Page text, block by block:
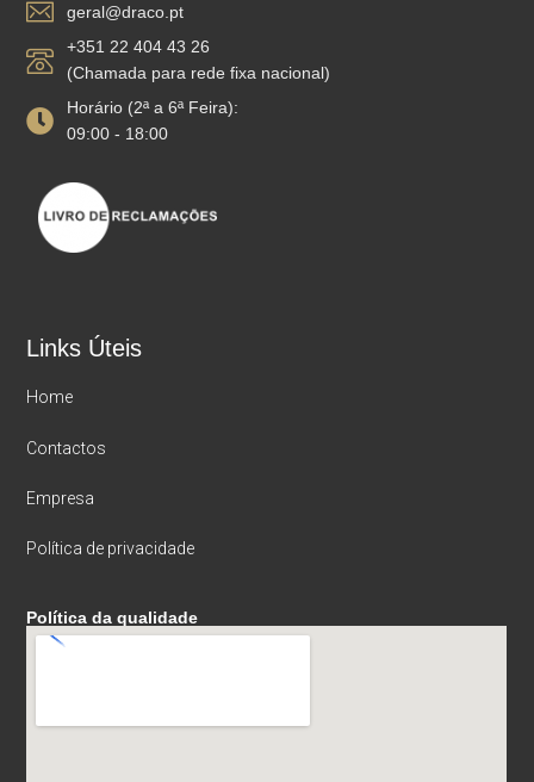
geral@draco.pt
+351 22 404 43 26
(Chamada para rede fixa nacional)
Horário (2ª a 6ª Feira):
09:00 - 18:00
Links Úteis
Home
Contactos
Empresa
Política de privacidade
Política da qualidade